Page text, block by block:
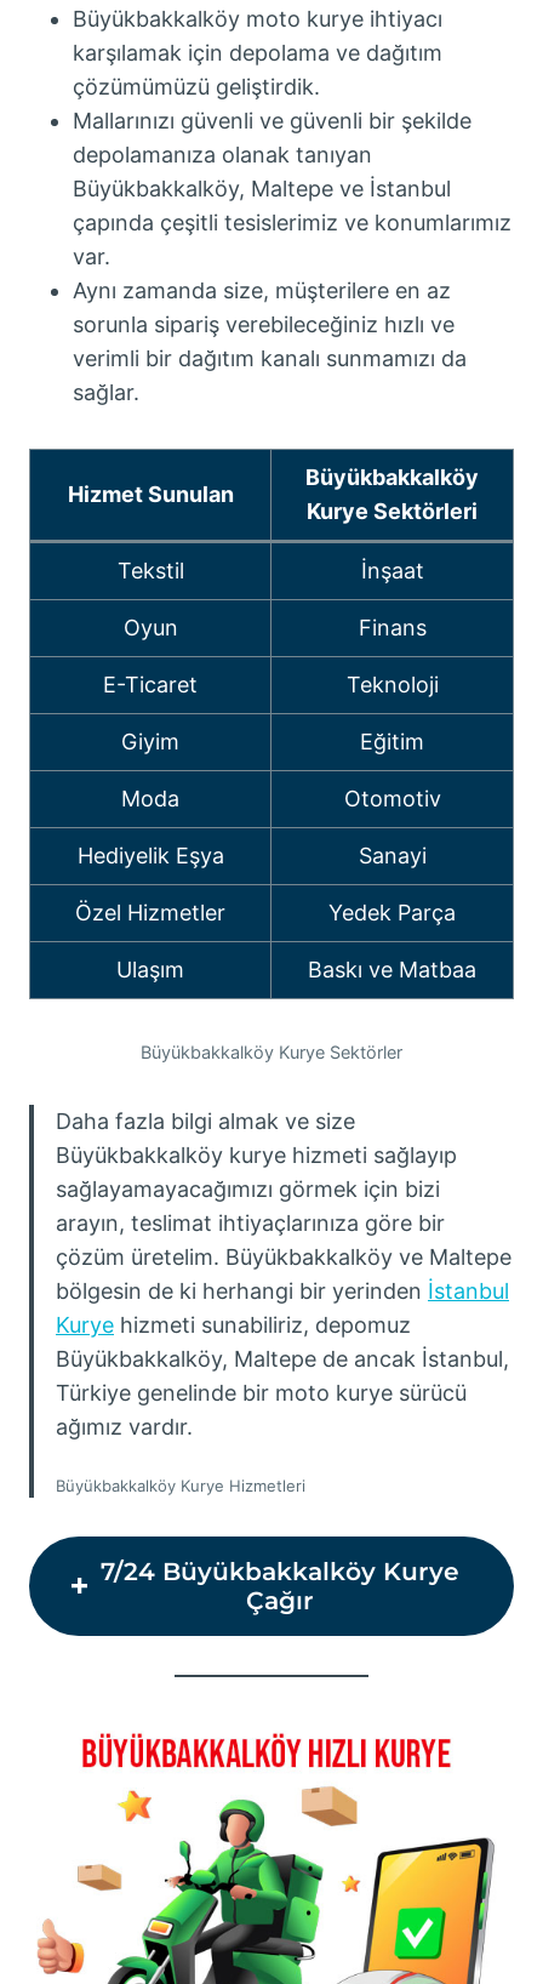
Büyükbakkalköy moto kurye ihtiyacı
karşılamak için depolama ve dağıtım
çözümümüzü geliştirdik.
Mallarınızı güvenli ve güvenli bir şekilde
depolamanıza olanak tanıyan
Büyükbakkalköy, Maltepe ve İstanbul
çapında çeşitli tesislerimiz ve konumlarımız
var.
Aynı zamanda size, müşterilere en az
sorunla sipariş verebileceğiniz hızlı ve
verimli bir dağıtım kanalı sunmamızı da
sağlar.
Hizmet Sunulan
Büyükbakkalköy
Kurye Sektörleri
Tekstil İnşaat
Oyun Finans
E-Ticaret Teknoloji
Giyim Eğitim
Moda Otomotiv
Hediyelik Eşya Sanayi
Özel Hizmetler Yedek Parça
Ulaşım Baskı ve Matbaa
Büyükbakkalköy Kurye Sektörler
Daha fazla bilgi almak ve size
Büyükbakkalköy kurye hizmeti sağlayıp
sağlayamayacağımızı görmek için bizi
arayın, teslimat ihtiyaçlarınıza göre bir
çözüm üretelim. Büyükbakkalköy ve Maltepe
bölgesin de ki herhangi bir yerinden İstanbul
Kurye hizmeti sunabiliriz, depomuz
Büyükbakkalköy, Maltepe de ancak İstanbul,
Türkiye genelinde bir moto kurye sürücü
ağımız vardır.
Büyükbakkalköy Kurye Hizmetleri
7/24 Büyükbakkalköy Kurye
Çağır